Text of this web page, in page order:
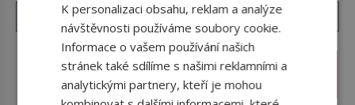
K personalizaci obsahu, reklam a analýze
návštěvnosti používáme soubory cookie.
Informace o vašem používání našich
stránek také sdílíme s našimi reklamními a
analytickými partnery, kteří je mohou